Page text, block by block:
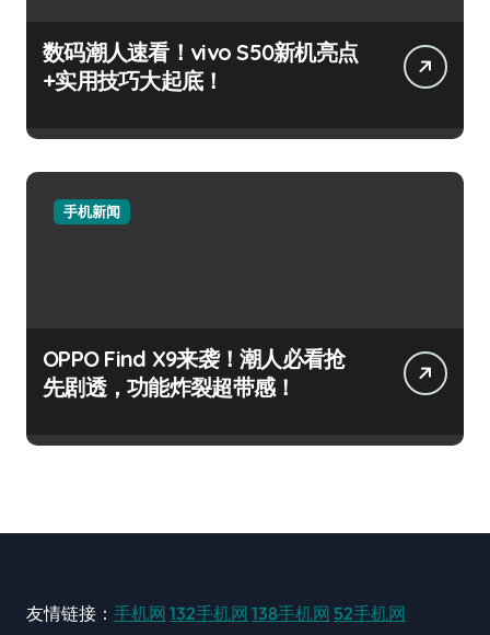
数码潮人速看！vivo S50新机亮点
+实用技巧大起底！
手机新闻
OPPO Find X9来袭！潮人必看抢
先剧透，功能炸裂超带感！
友情链接： 手机网 132手机网 138手机网 52手机网